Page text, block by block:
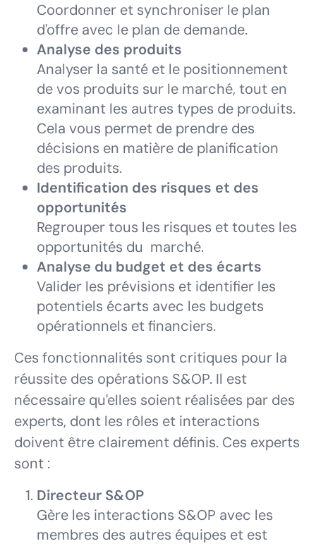
Coordonner et synchroniser le plan
d'offre avec le plan de demande.
Analyse des produits
Analyser la santé et le positionnement
de vos produits sur le marché, tout en
examinant les autres types de produits.
Cela vous permet de prendre des
décisions en matière de planification
des produits.
Identification des risques et des
opportunités
Regrouper tous les risques et toutes les
opportunités du marché.
Analyse du budget et des écarts
Valider les prévisions et identifier les
potentiels écarts avec les budgets
opérationnels et financiers.
Ces fonctionnalités sont critiques pour la
réussite des opérations S&OP. Il est
nécessaire qu'elles soient réalisées par des
experts, dont les rôles et interactions
doivent être clairement définis. Ces experts
sont :
Directeur S&OP
Gère les interactions S&OP avec les
membres des autres équipes et est